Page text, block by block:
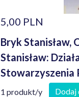
5,00 PLN
Bryk Stanisław,
Stanisław:
Stowarzyszenia
1 produkt/y Dodaj